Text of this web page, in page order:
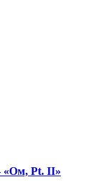
«Ом, Pt. II»